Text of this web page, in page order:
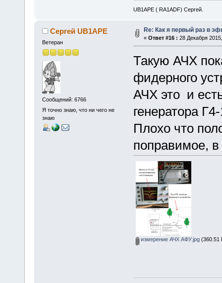
UB1APE ( RA1ADF) Сергей.
Сергей UB1APE
Ветеран
Сообщений: 6766
Я точно знаю, что ни чего не
знаю
Re: Как я первый раз в
« Ответ #16 : 28 Декабря
Такую АЧХ
фидерного
АЧХ это и
генератора
Плохо что
поправимое,
измерение АЧХ АФУ.jpg(360.51